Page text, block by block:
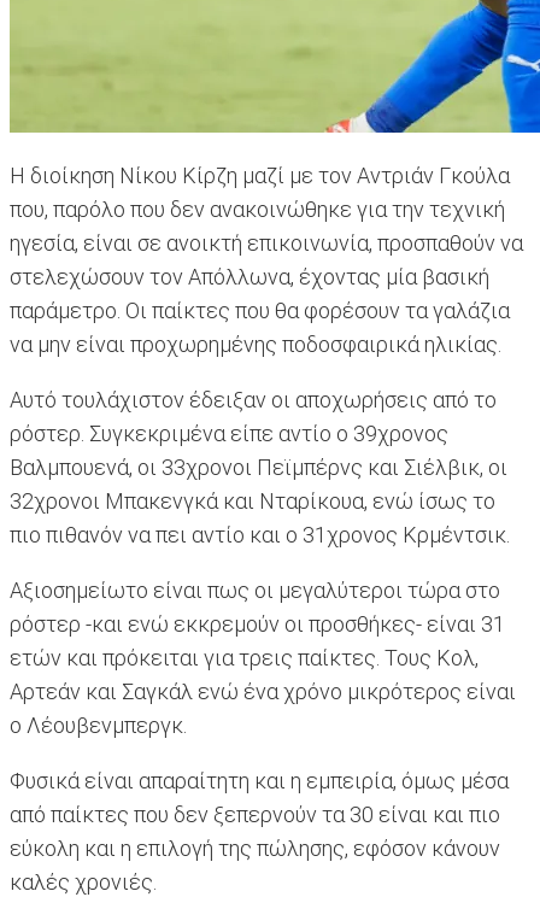
Η διοίκηση Νίκου Κίρζη μαζί με τον Αντριάν Γκούλα
που, παρόλο που δεν ανακοινώθηκε για την τεχνική
ηγεσία, είναι σε ανοικτή επικοινωνία, προσπαθούν να
στελεχώσουν τον Απόλλωνα, έχοντας μία βασική
παράμετρο. Οι παίκτες που θα φορέσουν τα γαλάζια
να μην είναι προχωρημένης ποδοσφαιρικά ηλικίας.
Αυτό τουλάχιστον έδειξαν οι αποχωρήσεις από το
ρόστερ. Συγκεκριμένα είπε αντίο ο 39χρονος
Βαλμπουενά, οι 33χρονοι Πεϊμπέρνς και Σιέλβικ, οι
32χρονοι Μπακενγκά και Νταρίκουα, ενώ ίσως το
πιο πιθανόν να πει αντίο και ο 31χρονος Κρμέντσικ.
Αξιοσημείωτο είναι πως οι μεγαλύτεροι τώρα στο
ρόστερ -και ενώ εκκρεμούν οι προσθήκες- είναι 31
ετών και πρόκειται για τρεις παίκτες. Τους Κολ,
Αρτεάν και Σαγκάλ ενώ ένα χρόνο μικρότερος είναι
ο Λέουβενμπεργκ.
Φυσικά είναι απαραίτητη και η εμπειρία, όμως μέσα
από παίκτες που δεν ξεπερνούν τα 30 είναι και πιο
εύκολη και η επιλογή της πώλησης, εφόσον κάνουν
καλές χρονιές.